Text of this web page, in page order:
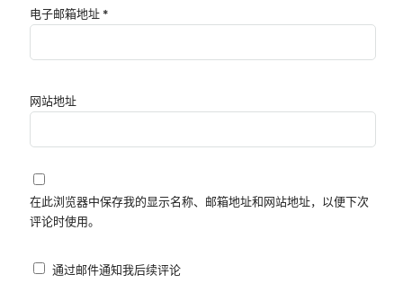
电子邮箱地址 *
网站地址
在此浏览器中保存我的显示名称、邮箱地址和网站地址，以便下次
评论时使用。
通过邮件通知我后续评论